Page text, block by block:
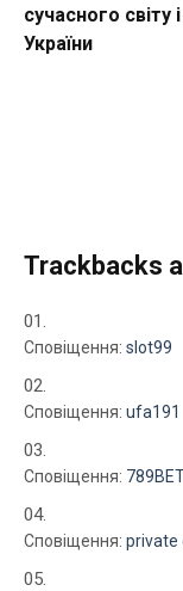
сучасного світу і
України
Trackbacks
Сповіщення: slot99
Сповіщення: ufa191
Сповіщення:
Сповіщення: private